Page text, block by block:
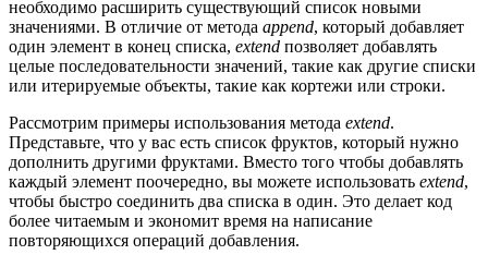
необходимо расширить существующий список новыми
значениями. В отличие от метода append, который добавляет
один элемент в конец списка, extend позволяет добавлять
целые последовательности значений, такие как другие списки
или итерируемые объекты, такие как кортежи или строки.
Рассмотрим примеры использования метода extend.
Представьте, что у вас есть список фруктов, который нужно
дополнить другими фруктами. Вместо того чтобы добавлять
каждый элемент поочередно, вы можете использовать extend,
чтобы быстро соединить два списка в один. Это делает код
более читаемым и экономит время на написание
повторяющихся операций добавления.